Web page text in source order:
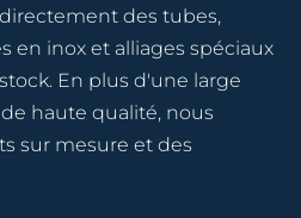
des tubes,
en inox et alliages spéciaux
En plus d'une large
haute qualité, nous
sur mesure et des